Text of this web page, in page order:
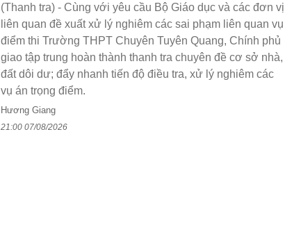
(Thanh tra) - Cùng với yêu cầu Bộ Giáo dục và các đơn vị
liên quan đề xuất xử lý nghiêm các sai phạm liên quan vụ
điểm thi Trường THPT Chuyên Tuyên Quang, Chính phủ
giao tập trung hoàn thành thanh tra chuyên đề cơ sở nhà,
đất dôi dư; đẩy nhanh tiến độ điều tra, xử lý nghiêm các
vụ án trọng điểm.
Hương Giang
21:00 07/08/2026